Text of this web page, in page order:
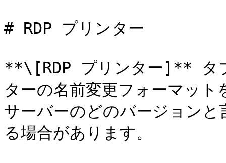
# RDP プリンター
**\[RDP プリンター]** タ
ターの名前変更フォーマッ
サーバーのどのバージョン
る場合があります。